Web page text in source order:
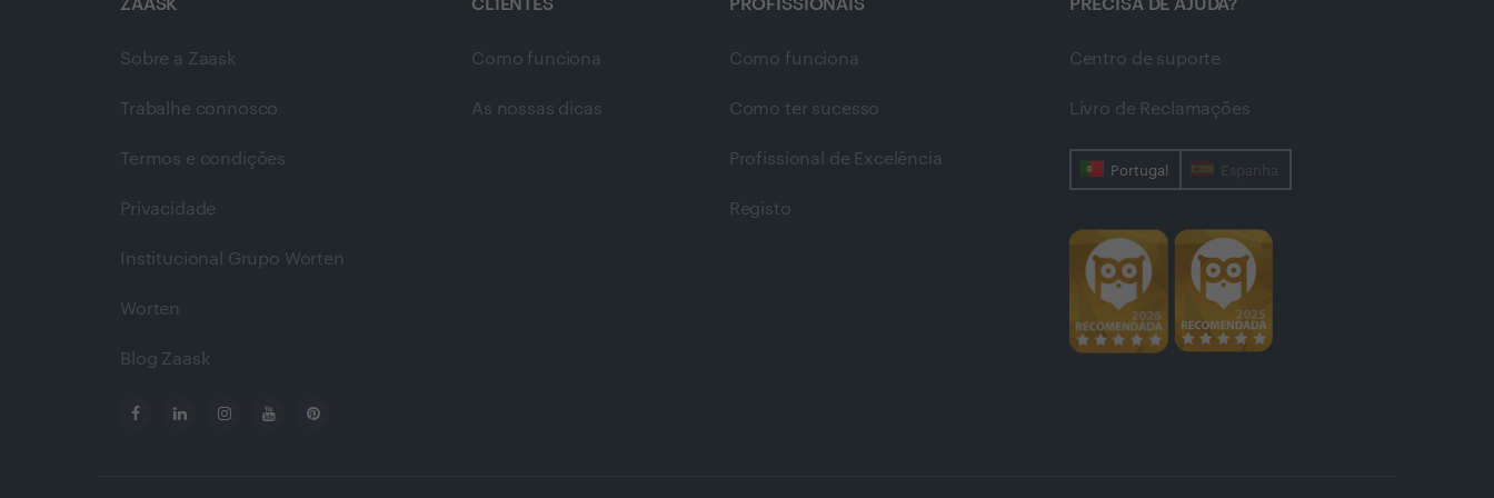
ZAASK
Sobre a Zaask
Trabalhe connosco
Termos e condições
Privacidade
Institucional Grupo Worten
Worten
Blog Zaask
CLIENTES
Como funciona
As nossas dicas
PROFISSIONAIS
Como funciona
Como ter sucesso
Profissional de Excelência
Registo
PRECISA DE AJUDA?
Centro de suporte
Livro de Reclamações
Portugal Espanha